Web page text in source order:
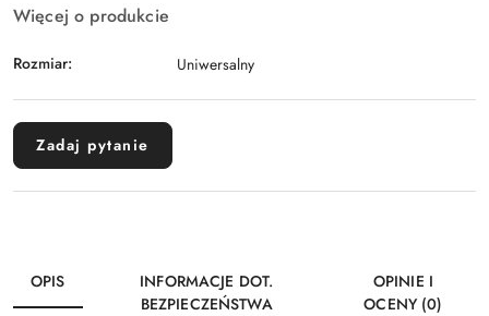
Więcej o produkcie
Rozmiar: Uniwersalny
Zadaj pytanie
OPIS
INFORMACJE DOT.
BEZPIECZEŃSTWA
OPINIE I
OCENY (0)